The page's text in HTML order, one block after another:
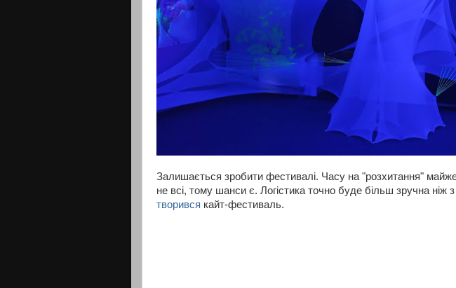
Залишається зробити фестивалі. Часу на "розхитання"
не всі, тому шанси є. Логістика точно буде більш зручна ніж
творився кайт-фестиваль.